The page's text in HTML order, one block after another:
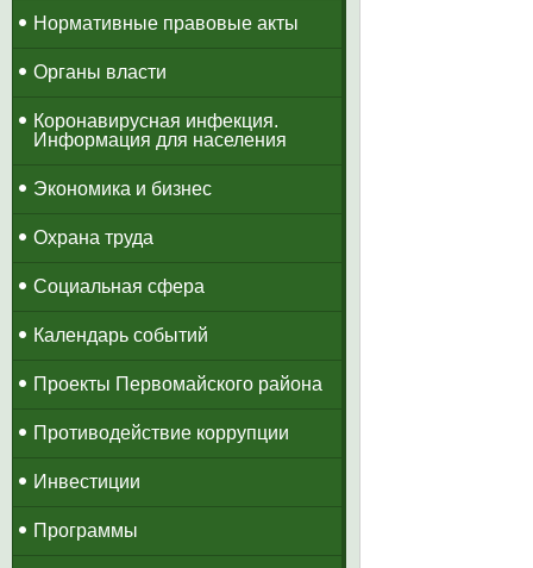
Нормативные правовые акты
Органы власти
Коронавирусная инфекция.
Информация для населения
Экономика и бизнес
Охрана труда
Социальная сфера
Календарь событий
Проекты Первомайского района
Противодействие коррупции
Инвестиции
Программы